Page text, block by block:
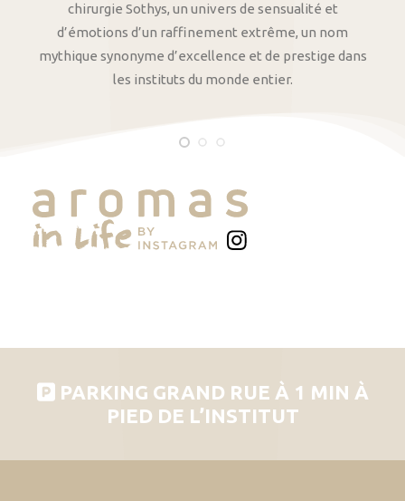
chirurgie Sothys, un univers de sensualité et
d’émotions d’un raffinement extrême, un nom
mythique synonyme d’excellence et de prestige dans
les instituts du monde entier.
PARKING GRAND RUE À 1 MIN À
PIED DE L’INSTITUT